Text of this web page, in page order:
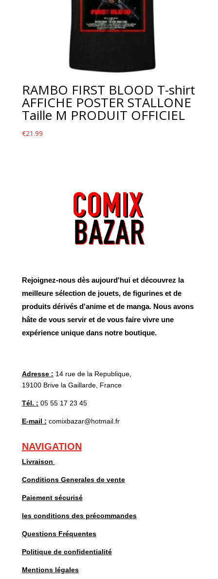
RAMBO FIRST BLOOD T-shirt
AFFICHE POSTER STALLONE
Taille M PRODUIT OFFICIEL
€21.99
Rejoignez-nous dès aujourd'hui et découvrez la
meilleure sélection de jouets, de figurines et de
produits dérivés d'anime et de manga. Nous avons
hâte de vous servir et de vous faire vivre une
expérience unique dans notre boutique.
Adresse : 14 rue de la Republique,
19100 Brive la Gaillarde, France
Tél. : 05 55 17 23 45
E-mail : comixbazar@hotmail.fr
NAVIGATION
Livraison
Conditions Generales de vente
Paiement sécurisé
les conditions des précommandes
Questions Fréquentes
Politique de confidentialité
Mentions légales